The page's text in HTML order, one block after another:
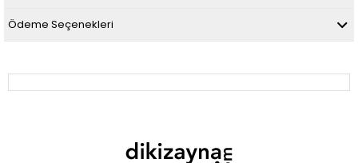
Ödeme Seçenekleri